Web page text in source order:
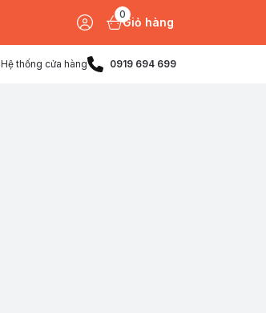
0
Giỏ hàng
Hệ thống cửa hàng 0919 694 699